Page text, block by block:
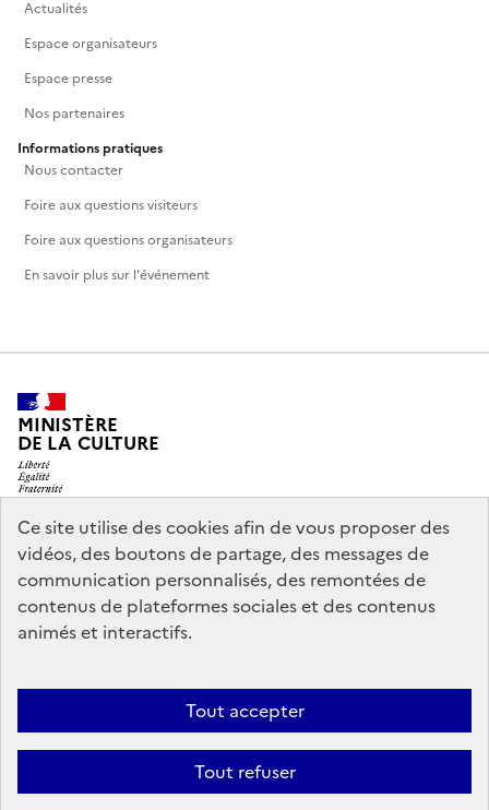
Ce site utilise des cookies afin de vous proposer des
vidéos, des boutons de partage, des messages de
communication personnalisés, des remontées de
contenus de plateformes sociales et des contenus
animés et interactifs.
Tout accepter
Tout refuser
Actualités
Espace organisateurs
Espace presse
Nos partenaires
Informations pratiques
Nous contacter
Foire aux questions visiteurs
Foire aux questions organisateurs
En savoir plus sur l'événement
MINISTÈRE
DE LA CULTURE
legifrance.gouv.fr
info.gouv.fr
service-public.gouv.fr
data.gouv.fr
Mentions légales
conforme
Politique d’utilisation des témoins de connexion